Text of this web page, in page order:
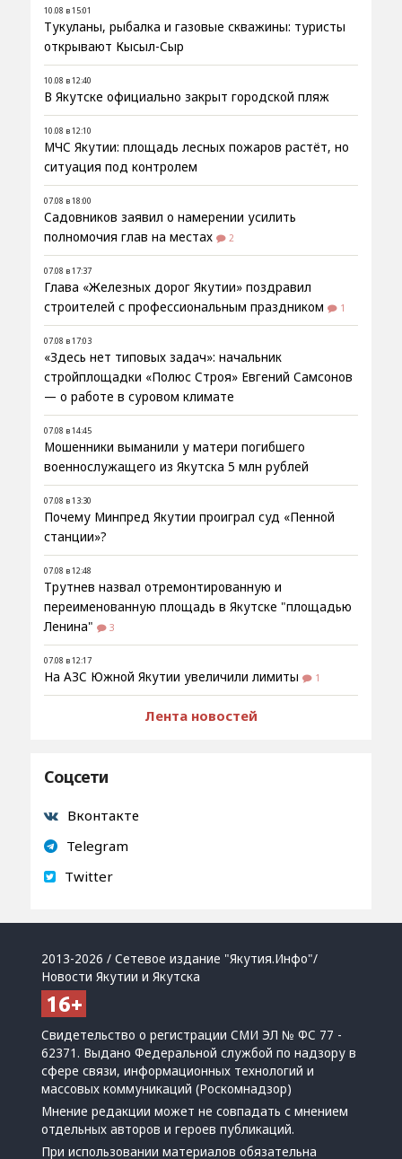
10.08 в 15:01
Тукуланы, рыбалка и газовые скважины: туристы
открывают Кысыл-Сыр
10.08 в 12:40
В Якутске официально закрыт городской пляж
10.08 в 12:10
МЧС Якутии: площадь лесных пожаров растёт, но
ситуация под контролем
07.08 в 18:00
Садовников заявил о намерении усилить
полномочия глав на местах
2
07.08 в 17:37
Глава «Железных дорог Якутии» поздравил
строителей с профессиональным праздником
1
07.08 в 17:03
«Здесь нет типовых задач»: начальник
стройплощадки «Полюс Строя» Евгений Самсонов
— о работе в суровом климате
07.08 в 14:45
Мошенники выманили у матери погибшего
военнослужащего из Якутска 5 млн рублей
07.08 в 13:30
Почему Минпред Якутии проиграл суд «Пенной
станции»?
07.08 в 12:48
Трутнев назвал отремонтированную и
переименованную площадь в Якутске "площадью
Ленина"
3
07.08 в 12:17
На АЗС Южной Якутии увеличили лимиты 1
Лента новостей
Соцсети
Вконтакте
Telegram
Twitter
2013-2026 / Сетевое издание "Якутия.Инфо"/
Новости Якутии и Якутска
Свидетельство о регистрации СМИ ЭЛ № ФС 77 -
62371. Выдано Федеральной службой по надзору в
сфере связи, информационных технологий и
массовых коммуникаций (Роскомнадзор)
Мнение редакции может не совпадать с мнением
отдельных авторов и героев публикаций.
При использовании материалов обязательна